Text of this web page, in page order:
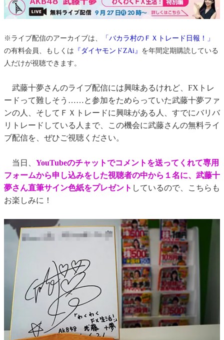
※ライブ配信のアーカイブは、
「バカラ村のＦＸトレード日報！」
の有料会員、もしくは 『ダイヤモンドZAi』 を年間定期購読している
人だけが視聴できます。
武藤十夢さんのライブ配信には興味あるけれど、FXトレ
ードって難しそう……と参加をためらっていた武藤十夢ファ
ンの人、そしてＦＸトレードに興味がある人、すでにバリバ
リトレードしている人まで、この機会に武藤さんの無料ライ
ブ配信を、ぜひご視聴ください。
当日、 YouTubeのチャットでコメントを送ってくれて専用
フォームから申し込みをした視聴者の中から１名に、武藤十
夢さん直筆サイン色紙をプレゼント しているので、こちらも
お楽しみに！